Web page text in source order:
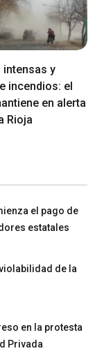
intensas y
incendios: el
en alerta
Rioja
el pago de
estatales
de la
en la protesta
Privada